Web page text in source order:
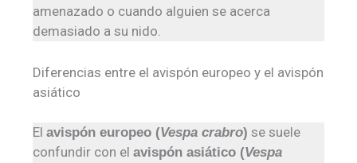
amenazado o cuando alguien se acerca
demasiado a su nido.
Diferencias entre el avispón europeo y el avispón
asiático
Elavispón europeo (Vespa crabro) se suele
confundir con elavispón asiático (Vespa